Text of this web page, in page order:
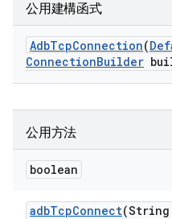
公用建構函式
AdbTcpConnection(
ConnectionBuilder
公用方法
boolean
adbTcpConnect